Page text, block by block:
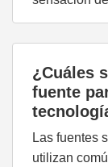
¿Cuáles
fuente
Las fuentes
utilizan